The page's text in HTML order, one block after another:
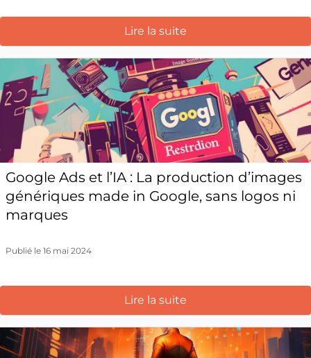
Lire la suite
Google Ads et l’IA : La production d’images
génériques made in Google, sans logos ni
marques
Publié le 16 mai 2024
Lire la suite